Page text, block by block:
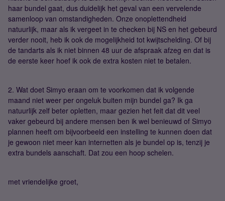
haar bundel gaat, dus duidelijk het geval van een vervelende
samenloop van omstandigheden. Onze onoplettendheid
natuurlijk, maar als ik vergeet in te checken bij NS en het gebeurd
verder nooit, heb ik ook de mogelijkheid tot kwijtschelding. Of bij
de tandarts als ik niet binnen 48 uur de afspraak afzeg en dat is
de eerste keer hoef ik ook de extra kosten niet te betalen.
2. Wat doet Simyo eraan om te voorkomen dat ik volgende
maand niet weer per ongeluk buiten mijn bundel ga? Ik ga
natuurlijk zelf beter opletten, maar gezien het feit dat dit veel
vaker gebeurd bij andere mensen ben ik wel benieuwd of Simyo
plannen heeft om bijvoorbeeld een instelling te kunnen doen dat
je gewoon niet meer kan internetten als je bundel op is, tenzij je
extra bundels aanschaft. Dat zou een hoop schelen.
met vriendelijke groet,